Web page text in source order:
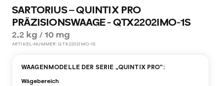
SARTORIUS – QUINTIX PRO
PRÄZISIONSWAAGE - QTX2202IMO-1S
2,2 kg / 10 mg
ARTIKEL-NUMMER:QTX2202IMO-1S
WAAGENMODELLE DER SERIE „QUINTIX PRO“:
Wägebereich